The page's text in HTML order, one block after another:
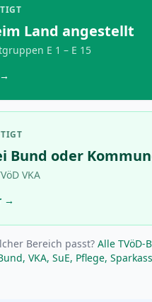
Land angestellt
E 1 – E 15
Bund oder
VKA
→
Bereich passt? Alle TVöD-
VKA, SuE, Pflege,